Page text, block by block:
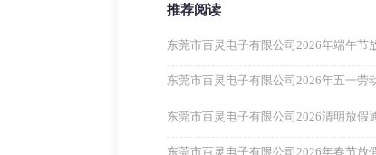
推荐阅读
东莞市百灵电子有限公司2026年端午节
东莞市百灵电子有限公司2026年五一劳
东莞市百灵电子有限公司2026清明放假